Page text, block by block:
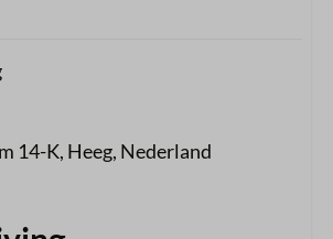
14-K, Heeg, Nederland